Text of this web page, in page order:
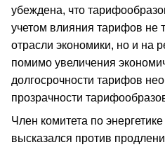
убеждена, что
учетом влияния тарифов не
отрасли экономики, но и на
помимо увеличения
долгосрочности тарифов
прозрачности
Член комитета по
высказался против